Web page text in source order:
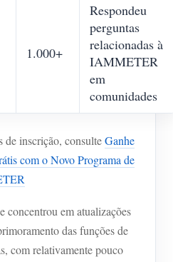
1.000+
Respondeu
perguntas
relacionadas à
IAMMETER
em
comunidades
de inscrição, consulteGanhe
com o Novo Programa de
em atualizações
das funções de
com relativamente pouco